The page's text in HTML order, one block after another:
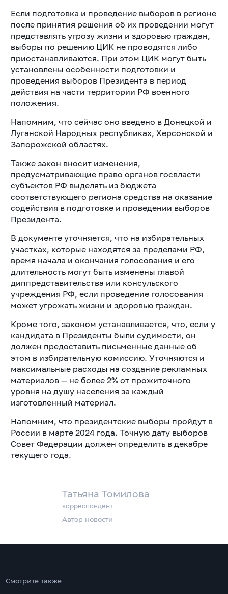
Татьяна Томилова
корреспондент
Автор новости
Если подготовка и проведение выборов в регионе
после принятия решения об их проведении могут
представлять угрозу жизни и здоровью граждан,
выборы по решению ЦИК не проводятся либо
приостанавливаются. При этом ЦИК могут быть
установлены особенности подготовки и
проведения выборов Президента в период
действия на части территории РФ военного
положения.
Напомним, что сейчас оно введено в Донецкой и
Луганской Народных республиках, Херсонской и
Запорожской областях.
Также закон вносит изменения,
предусматривающие право органов госвласти
субъектов РФ выделять из бюджета
соответствующего региона средства на оказание
содействия в подготовке и проведении выборов
Президента.
В документе уточняется, что на избирательных
участках, которые находятся за пределами РФ,
время начала и окончания голосования и его
длительность могут быть изменены главой
диппредставительства или консульского
учреждения РФ, если проведение голосования
может угрожать жизни и здоровью граждан.
Кроме того, законом устанавливается, что, если у
кандидата в Президенты были судимости, он
должен предоставить письменные данные об
этом в избирательную комиссию. Уточняются и
максимальные расходы на создание рекламных
материалов — не более 2% от прожиточного
уровня на душу населения за каждый
изготовленный материал.
Напомним, что президентские выборы пройдут в
России в марте 2024 года. Точную дату выборов
Совет Федерации должен определить в декабре
текущего года.
Смотрите также